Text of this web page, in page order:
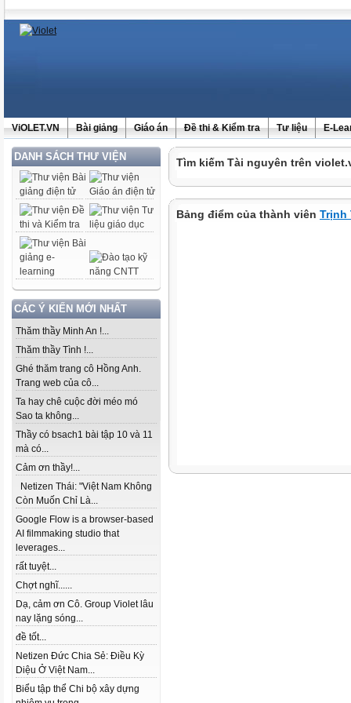
ViOLET.VN Bài giảng Giáo án Đề thi & Kiểm tra Tư liệu E-
DANH SÁCH THƯ VIỆN
CÁC Ý KIẾN MỚI NHẤT
Thăm thầy Minh An !...
Thăm thầy Tình !...
Ghé thăm trang cô Hồng Anh.
Trang web của cô...
Ta hay chê cuộc đời méo mó
Sao ta không...
Thầy có bsach1 bài tập 10 và 11
mà có...
Cảm ơn thầy!...
Netizen Thái: "Việt Nam Không
Còn Muốn Chỉ Là...
Google Flow is a browser-based
AI filmmaking studio that
leverages...
rất tuyệt...
Chợt nghĩ......
Dạ, cảm ơn Cô. Group Violet lâu
nay lặng sóng...
đề tốt...
Netizen Đức Chia Sẻ: Điều Kỳ
Diệu Ở Việt Nam...
Biểu tập thể Chi bộ xây dựng
Tìm kiếm Tài nguyên trên
Bảng điểm của thành viên Trịnh